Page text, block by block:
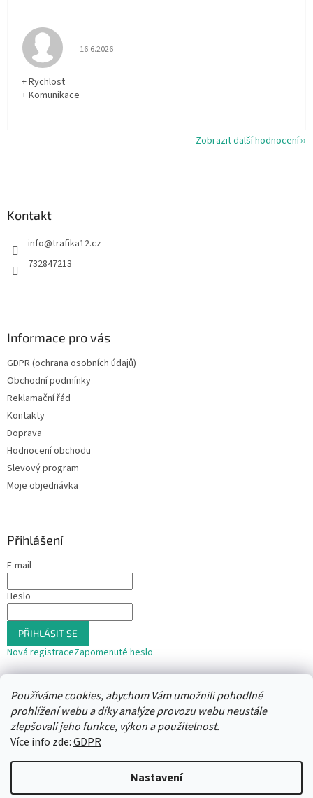
Používáme cookies, abychom Vám umožnili pohodlné
prohlížení webu a díky analýze provozu webu neustále
zlepšovali jeho funkce, výkon a použitelnost.
Více info zde:GDPR
Nastavení
Hodnocení obchodu je 5 z 5 hvězdiček.
16.6.2026
+ Rychlost
+ Komunikace
Zobrazit další hodnocení
Kontakt
info@trafika12.cz
732847213
Informace pro vás
GDPR (ochrana osobních údajů)
Obchodní podmínky
Reklamační řád
Kontakty
Doprava
Hodnocení obchodu
Slevový program
Moje objednávka
Přihlášení
E-mail
Heslo
PŘIHLÁSIT SE
Nová registraceZapomenuté heslo
nebo
Přihlásit se přes Seznam